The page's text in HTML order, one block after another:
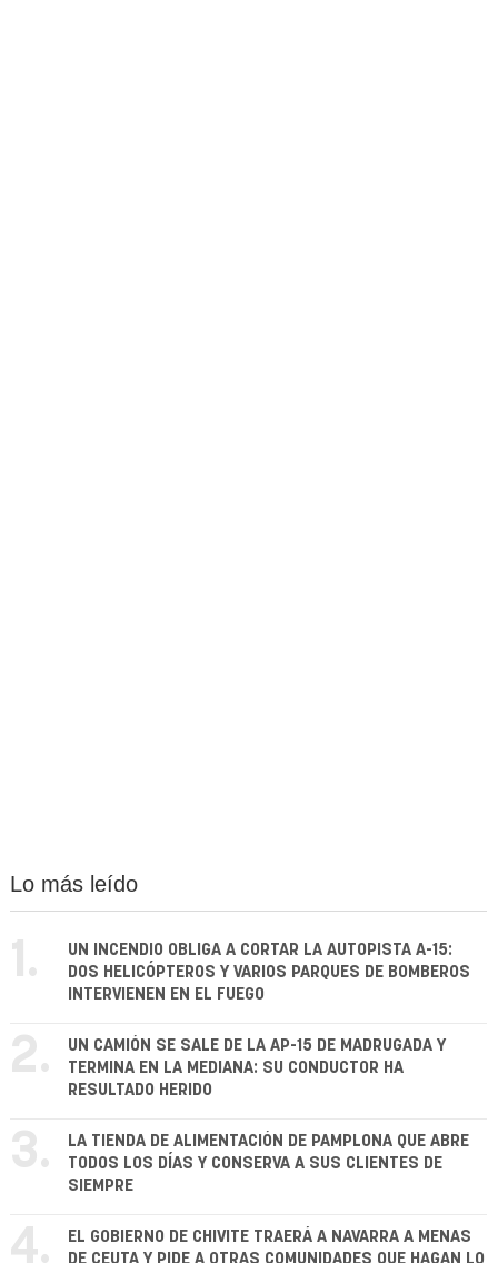
Lo más leído
1.
UN INCENDIO OBLIGA A CORTAR LA AUTOPISTA A-15:
DOS HELICÓPTEROS Y VARIOS PARQUES DE BOMBEROS
INTERVIENEN EN EL FUEGO
2.
UN CAMIÓN SE SALE DE LA AP-15 DE MADRUGADA Y
TERMINA EN LA MEDIANA: SU CONDUCTOR HA
RESULTADO HERIDO
3.
LA TIENDA DE ALIMENTACIÓN DE PAMPLONA QUE ABRE
TODOS LOS DÍAS Y CONSERVA A SUS CLIENTES DE
SIEMPRE
4.
EL GOBIERNO DE CHIVITE TRAERÁ A NAVARRA A MENAS
DE CEUTA Y PIDE A OTRAS COMUNIDADES QUE HAGAN LO